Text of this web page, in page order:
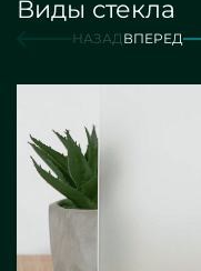
Виды стекла
НАЗАДВПЕРЕД